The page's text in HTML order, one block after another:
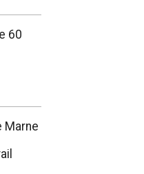
60
Marne